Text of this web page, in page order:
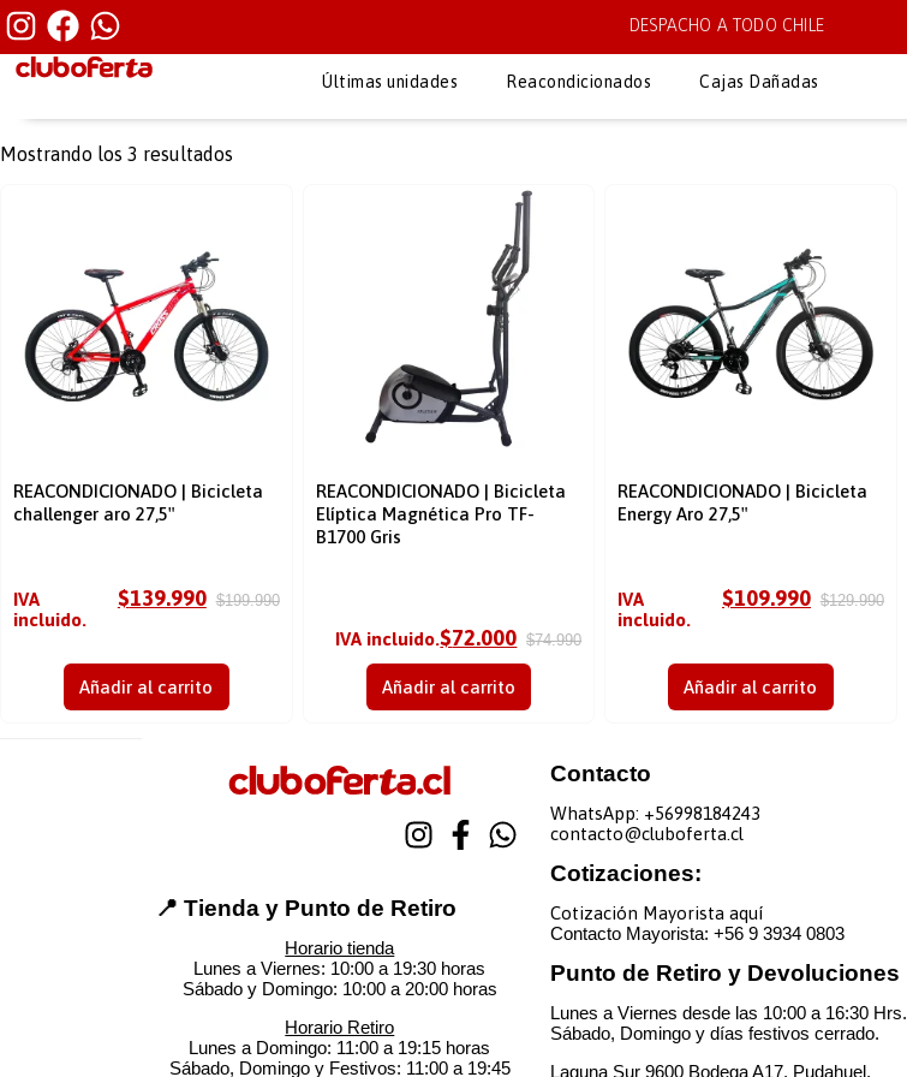
DESPACHO A TODO CHILE
Últimas unidades Reacondicionados Cajas Dañadas
Mostrando los 3 resultados
REACONDICIONADO | Bicicleta
challenger aro 27,5″
$199.990
$139.990
IVA
incluido.
Añadir al carrito
REACONDICIONADO | Bicicleta
Elíptica Magnética Pro TF-
B1700 Gris
$74.990
$72.000
IVA incluido.
Añadir al carrito
REACONDICIONADO | Bicicleta
Energy Aro 27,5″
$129.990
$109.990
IVA
incluido.
Añadir al carrito
📍 Tienda y Punto de Retiro
Horario tienda
Lunes a Viernes: 10:00 a 19:30 horas
Sábado y Domingo: 10:00 a 20:00 horas
Horario Retiro
Lunes a Domingo: 11:00 a 19:15 horas
Sábado, Domingo y Festivos: 11:00 a 19:45
Contacto
WhatsApp: +56998184243
contacto@cluboferta.cl
Cotizaciones:
Cotización Mayorista aquí
Contacto Mayorista: +56 9 3934 0803
Punto de Retiro y Devoluciones
Lunes a Viernes desde las 10:00 a 16:30 Hrs.
Sábado, Domingo y días festivos cerrado.
Laguna Sur 9600 Bodega A17, Pudahuel.